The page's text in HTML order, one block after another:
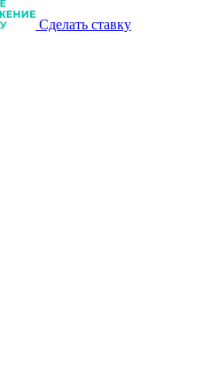
Сделать ставку